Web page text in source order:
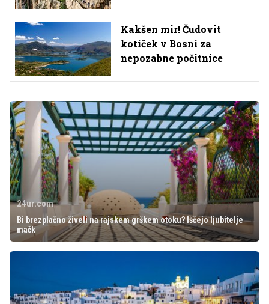
Kakšen mir! Čudovit
kotiček v Bosni za
nepozabne počitnice
24ur.com
Bi brezplačno živeli na rajskem grškem otoku? Iščejo ljubitelje
mačk